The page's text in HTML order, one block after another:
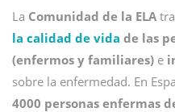
La Comunidad de la ELA
la calidad de vida de las
(enfermos y familiares) e
sobre la enfermedad. En
4000 personas enfermas